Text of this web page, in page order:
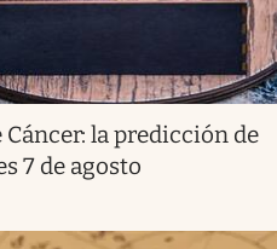
la predicción de
7 de agosto